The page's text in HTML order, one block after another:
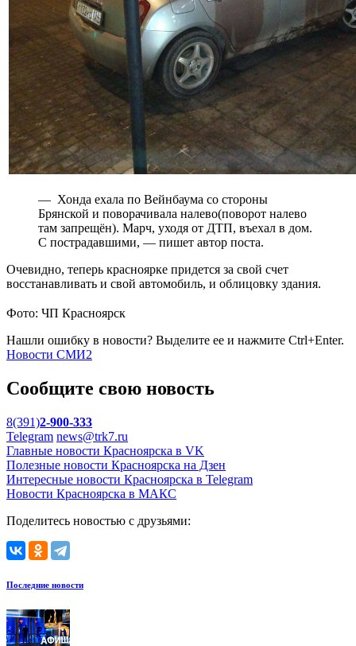
— Хонда ехала по Вейнбаума со стороны
Брянской и поворачивала налево(поворот налево
там запрещён). Марч, уходя от ДТП, въехал в дом.
С пострадавшими, — пишет автор поста.
Очевидно, теперь красноярке придется за свой счет
восстанавливать и свой автомобиль, и облицовку здания.
Фото: ЧП Красноярск
Нашли ошибку в новости? Выделите ее и нажмите Ctrl+Enter.
Новости СМИ2
Сообщите свою новость
8(391)2-900-333
Telegram news@trk7.ru
Главные новости Красноярска в VK
Полезные новости Красноярска на Дзен
Интересные новости Красноярска в Telegram
Новости Красноярска в МАКС
Поделитесь новостью с друзьями:
Последние новости